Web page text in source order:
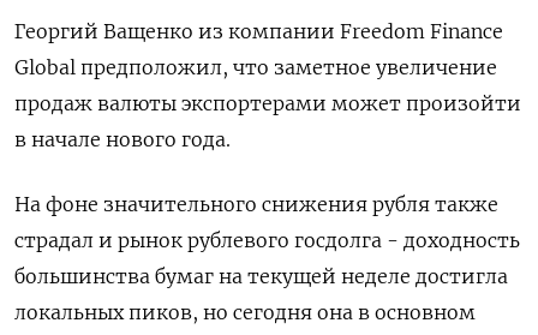
Георгий Ващенко из компании Freedom Finance
Global предположил, что заметное увеличение
продаж валюты экспортерами может произойти
в начале нового года.
На фоне значительного снижения рубля также
страдал и рынок рублевого госдолга - доходность
большинства бумаг на текущей неделе достигла
локальных пиков, но сегодня она в основном